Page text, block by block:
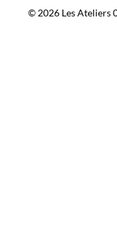
© 2026 Les Ateliers